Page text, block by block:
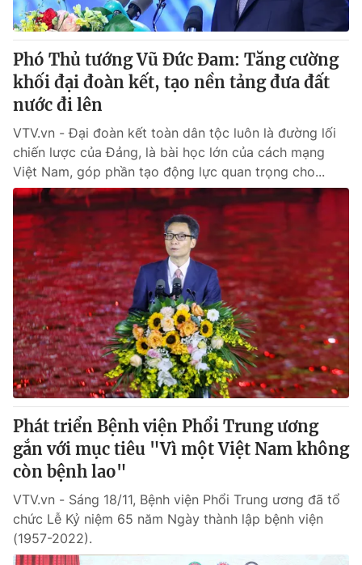
Tư vấn
Chuyên mục khác
Emagazine Podcast
Photo
Video Shorts video
VTV Money VTV Thể thao
VTV Sức khoẻ Bất động sản
Thị trường 24h Tấm lòng Việt
VTV4 Vươn mình bằng AI
VTV9 VTV8
Liên hệ tòa soạn English
THỜI BÁO VTV
Phó Thủ tướng Vũ Đức Đam: Tăng cường
khối đại đoàn kết, tạo nền tảng đưa đất
nước đi lên
VTV.vn - Đại đoàn kết toàn dân tộc luôn là đường lối
chiến lược của Đảng, là bài học lớn của cách mạng
Việt Nam, góp phần tạo động lực quan trọng cho...
Phát triển Bệnh viện Phổi Trung ương
gắn với mục tiêu "Vì một Việt Nam không
còn bệnh lao"
VTV.vn - Sáng 18/11, Bệnh viện Phổi Trung ương đã tổ
chức Lễ Kỷ niệm 65 năm Ngày thành lập bệnh viện
(1957-2022).